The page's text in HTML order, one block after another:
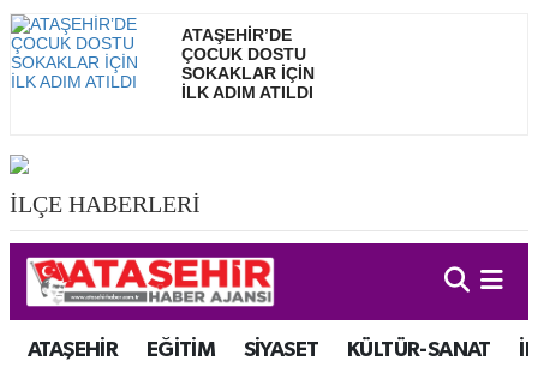
ATAŞEHİR’DE
ÇOCUK DOSTU
SOKAKLAR İÇİN
İLK ADIM ATILDI
İLÇE HABERLERİ